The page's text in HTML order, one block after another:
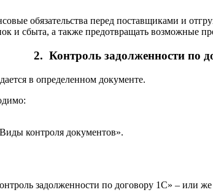
обязательства перед поставщиками и
и сбыта, а также предотвращать возможные
2. Контроль задолженности по
в определенном документе.
контроля документов».
задолженности по договору 1С» – или же